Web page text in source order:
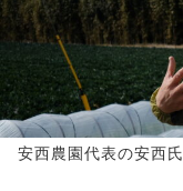
安西農園代表の安西氏